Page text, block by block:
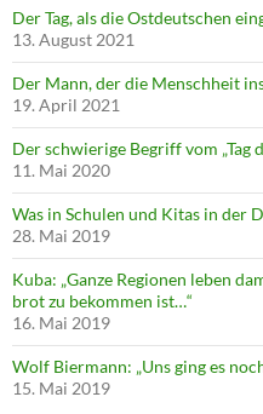
Der Tag, als die Ostdeutschen
13. August 2021
Der Mann, der die Menschheit
19. April 2021
Der schwierige Begriff vom „Tag
11. Mai 2020
Was in Schulen und Kitas in der
28. Mai 2019
Kuba: „Ganze Regionen leben
brot zu bekommen ist…“
16. Mai 2019
Wolf Biermann: „Uns ging es
15. Mai 2019